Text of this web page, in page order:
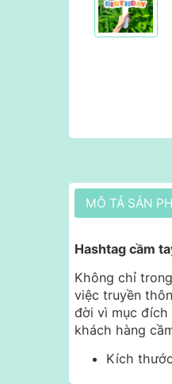
MÔ TẢ SẢN
Hashtag cầm
Không chỉ
việc truyền
đời vì mục đích
khách hàng
Kích